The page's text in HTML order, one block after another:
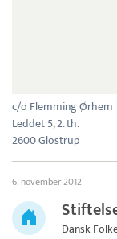
c/o Flemming Ørhem
Leddet 5, 2. th.
2600 Glostrup
6. november 2012
Dansk